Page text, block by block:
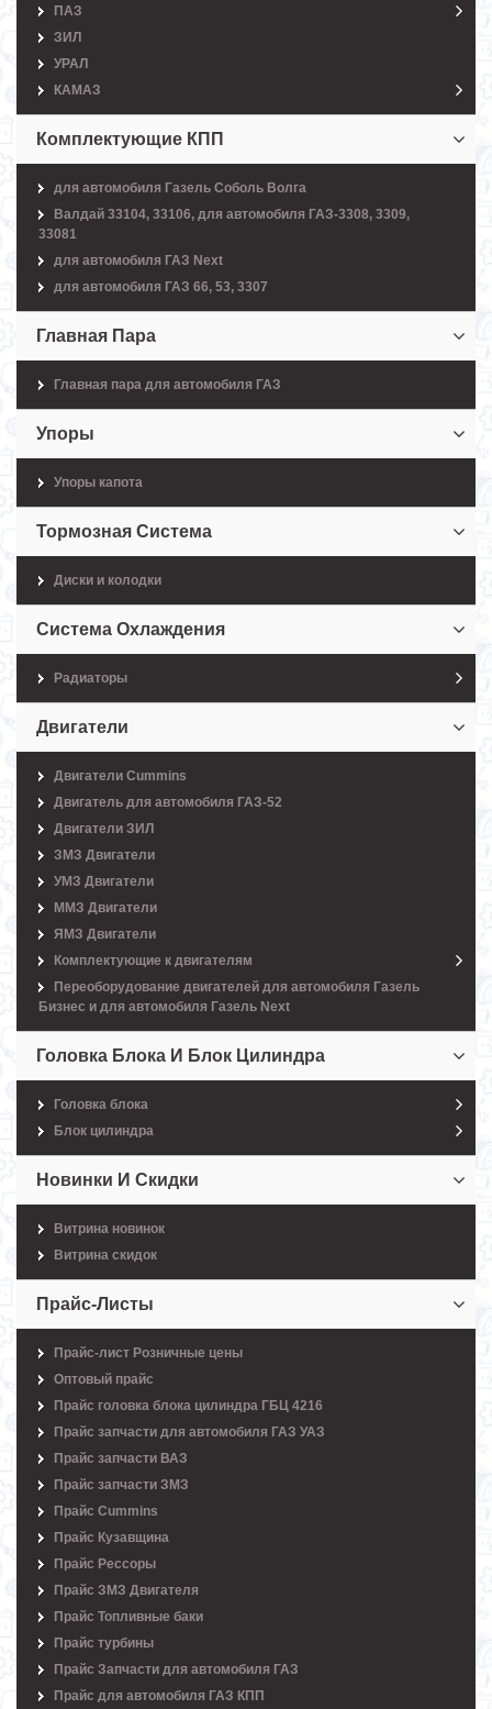
ПАЗ
ЗИЛ
УРАЛ
КАМАЗ
Комплектующие КПП
для автомобиля Газель Соболь Волга
Валдай 33104, 33106, для автомобиля ГАЗ-3308, 3309,
33081
для автомобиля ГАЗ Next
для автомобиля ГАЗ 66, 53, 3307
Главная Пара
Главная пара для автомобиля ГАЗ
Упоры
Упоры капота
Тормозная Система
Диски и колодки
Система Охлаждения
Радиаторы
Двигатели
Двигатели Cummins
Двигатель для автомобиля ГАЗ-52
Двигатели ЗИЛ
ЗМЗ Двигатели
УМЗ Двигатели
ММЗ Двигатели
ЯМЗ Двигатели
Комплектующие к двигателям
Переоборудование двигателей для автомобиля Газель
Бизнес и для автомобиля Газель Next
Головка Блока И Блок Цилиндра
Головка блока
Блок цилиндра
Новинки И Скидки
Витрина новинок
Витрина скидок
Прайс-Листы
Прайс-лист Розничные цены
Оптовый прайс
Прайс головка блока цилиндра ГБЦ 4216
Прайс запчасти для автомобиля ГАЗ УАЗ
Прайс запчасти ВАЗ
Прайс запчасти ЗМЗ
Прайс Cummins
Прайс Кузавщина
Прайс Рессоры
Прайс ЗМЗ Двигателя
Прайс Топливные баки
Прайс турбины
Прайс Запчасти для автомобиля ГАЗ
Прайс для автомобиля ГАЗ КПП